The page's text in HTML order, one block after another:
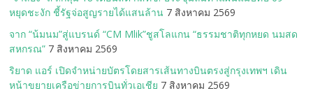
หยุดชะงัก ชี้รัฐจ่อสูญรายได้แสนล้าน 7 สิงหาคม 2569
จาก “น้มนม”สู่แบรนด์ “CM Mlik”ชูสโลแกน “ธรรมชาติทุกหยด นมสด
สหกรณ” 7 สิงหาคม 2569
ริยาด แอร์ เปิดจำหน่ายบัตรโดยสารเส้นทางบินตรงสู่กรุงเทพฯ เดิน
หน้าขยายเครือข่ายการบินทั่วเอเชีย 7 สิงหาคม 2569